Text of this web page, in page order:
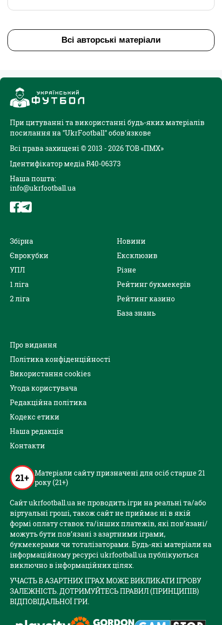
Всі авторські матеріали
При цитуванні та використанні будь-яких матеріалів
посилання на "UkrFootball" обов'язкове
Всі права захищені © 2013 - 2026 ТОВ «ПМХ»
Ідентифікатор медіа R40-06373
Наша пошта:
info@ukrfootball.ua
Збірна
Єврокубки
УПЛ
1 ліга
2 ліга
Новини
Ексклюзив
Різне
Рейтинг букмекерів
Рейтинг казино
База знань
Про видання
Політика конфіденційності
Використання cookies
Угода користувача
Редакційна політика
Кодекс етики
Наша редакція
Контакти
21+ Матеріали сайту призначені для осіб старше 21
року (21+)
Сайт ukrfootball.ua не проводить ігри на реальні та/або
віртуальні гроші, також сайт не приймає ні в якій
формі оплату ставок та/інших платежів, які пов’язані/
можуть бути пов’язані з азартними іграми,
букмекерами чи тоталізаторами. Будь-які матеріали на
інформаційному ресурсі ukrfootball.ua публікуються
виключно в інформаційних цілях.
УЧАСТЬ В АЗАРТНИХ ІГРАХ МОЖЕ ВИКЛИКАТИ ІГРОВУ
ЗАЛЕЖНІСТЬ. ДОТРИМУЙТЕСЬ ПРАВИЛ (ПРИНЦИПІВ)
ВІДПОВІДАЛЬНОЇ ГРИ.